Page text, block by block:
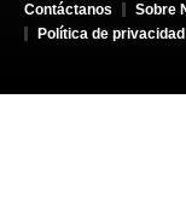
Contáctanos
Sobre
Política de privacidad